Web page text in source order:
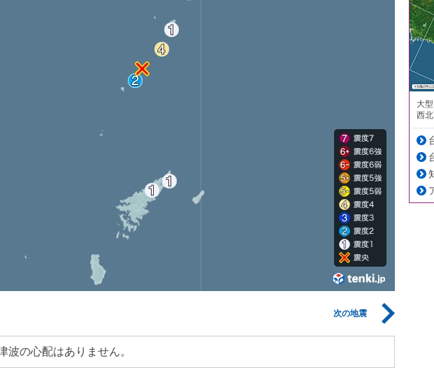
次の地震
波の心配はありません。
大
西